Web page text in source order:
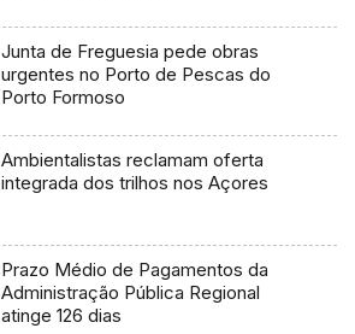
Junta de Freguesia pede obras
urgentes no Porto de Pescas do
Porto Formoso
Ambientalistas reclamam oferta
integrada dos trilhos nos Açores
Prazo Médio de Pagamentos da
Administração Pública Regional
atinge 126 dias